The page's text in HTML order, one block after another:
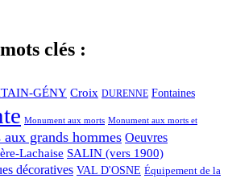
clés :
GÉNY Croix DURENNE Fontaines
Monument aux morts Monument aux morts et
grands hommes Oeuvres
Lachaise SALIN (vers 1900)
décoratives VAL D'OSNE Équipement de la